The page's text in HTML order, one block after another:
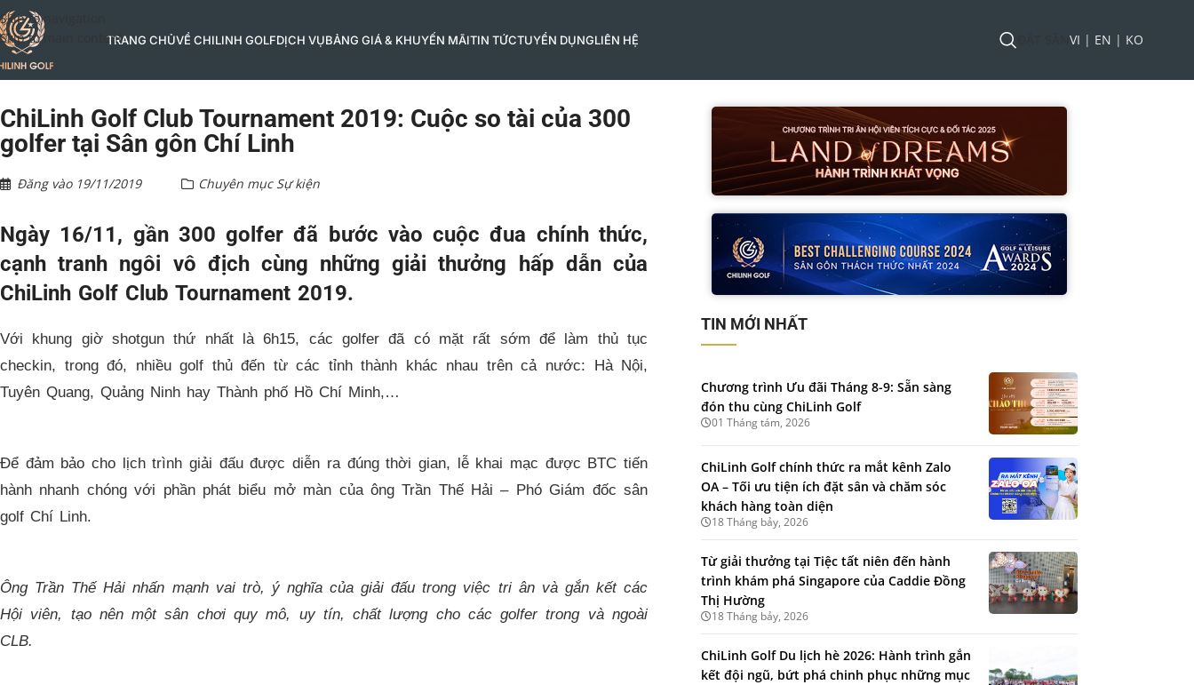
Skip to navigation
Skip to main contentTRANG CHỦVỀ CHILINH GOLFDỊCH VỤBẢNG GIÁ & KHUYẾN MÃITIN TỨCTUYỂN DỤNGLIÊN HỆ VI | EN | KO
ChiLinh Golf Club Tournament 2019: Cuộc so tài của 300
golfer tại Sân gôn Chí Linh
Đăng vào 19/11/2019 Chuyên mục Sự kiện
Ngày 16/11, gần 300 golfer đã bước vào cuộc đua chính thức,
cạnh tranh ngôi vô địch cùng những giải thưởng hấp dẫn của
ChiLinh Golf Club Tournament 2019.
Với khung giờ shotgun thứ nhất là 6h15, các golfer đã có mặt rất sớm để làm thủ tục
checkin, trong đó, nhiều golf thủ đến từ các tỉnh thành khác nhau trên cả nước: Hà Nội,
Tuyên Quang, Quảng Ninh hay Thành phố Hồ Chí Minh,…
Để đảm bảo cho lịch trình giải đấu được diễn ra đúng thời gian, lễ khai mạc được BTC tiến
hành nhanh chóng với phần phát biểu mở màn của ông Trần Thế Hải – Phó Giám đốc sân
golf Chí Linh.
Ông Trần Thế Hải nhấn mạnh vai trò, ý nghĩa của giải đấu trong việc tri ân và gắn kết các
Hội viên, tạo nên một sân chơi quy mô, uy tín, chất lượng cho các golfer trong và ngoài
CLB.
TIN MỚI NHẤT
Chương trình Ưu đãi Tháng 8-9: Sẵn sàng
đón thu cùng ChiLinh Golf
01 Tháng tám, 2026
ChiLinh Golf chính thức ra mắt kênh Zalo
OA – Tối ưu tiện ích đặt sân và chăm sóc
khách hàng toàn diện
18 Tháng bảy, 2026
Từ giải thưởng tại Tiệc tất niên đến hành
trình khám phá Singapore của Caddie Đồng
Thị Hường
18 Tháng bảy, 2026
ChiLinh Golf Du lịch hè 2026: Hành trình gắn
kết đội ngũ, bứt phá chinh phục những mục